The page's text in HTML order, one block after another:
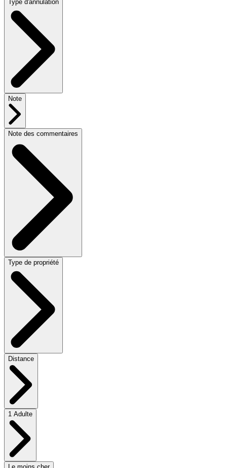
Type d'annulation
Note
Note des commentaires
Type de propriété
Distance
1 Adulte